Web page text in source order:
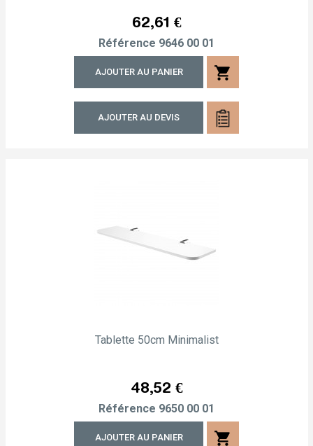
Prix
62,61 €
Référence 9646 00 01
AJOUTER AU PANIER shopping_cart
AJOUTER AU DEVIS
Tablette 50cm Minimalist
Prix
48,52 €
Référence 9650 00 01
AJOUTER AU PANIER shopping_cart